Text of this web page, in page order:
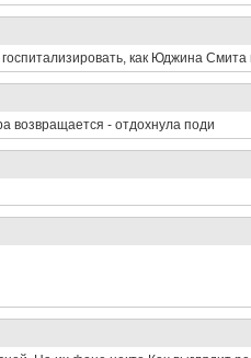
как Юджина
возвращается - отдохнула поди